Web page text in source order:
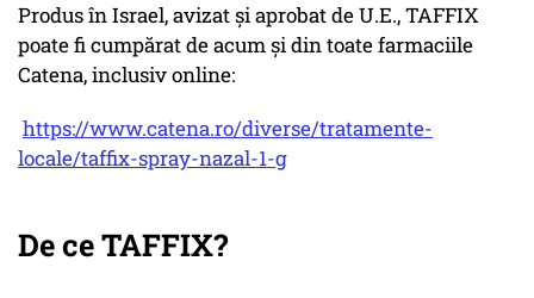
Produs în Israel, avizat și aprobat de U.E., TAFFIX
poate fi cumpărat de acum și din toate farmaciile
Catena, inclusiv online:
https://www.catena.ro/diverse/tratamente-
locale/taffix-spray-nazal-1-g
De ce TAFFIX?